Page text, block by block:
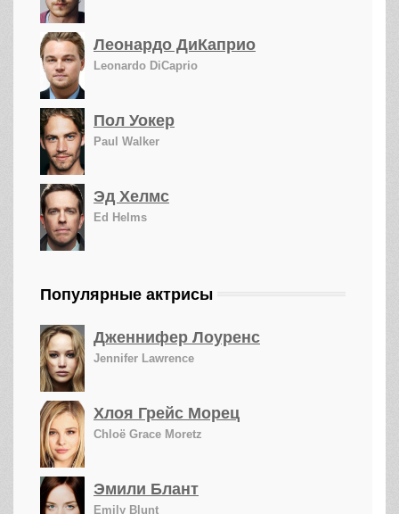
Леонардо ДиКаприо
Leonardo DiCaprio
Пол Уокер
Paul Walker
Эд Хелмс
Ed Helms
Популярные актрисы
Дженнифер Лоуренс
Jennifer Lawrence
Хлоя Грейс Морец
Chloë Grace Moretz
Эмили Блант
Emily Blunt